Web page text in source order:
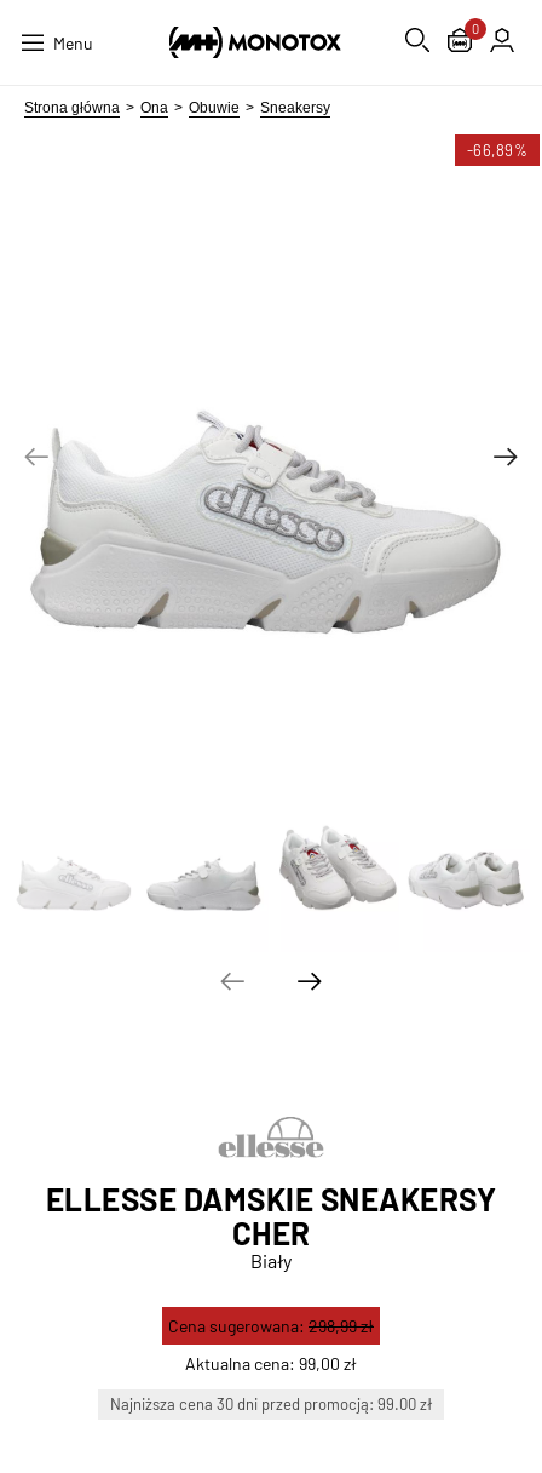
Menu
0
Strona główna Ona Obuwie Sneakersy
-66,89%
ELLESSE DAMSKIE SNEAKERSY
CHER
Biały
Aktualna cena: 99,00 zł
Cena sugerowana: 298,99 zł
Najniższa cena 30 dni przed promocją: 99.00 zł